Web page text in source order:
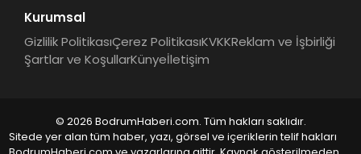
Kurumsal
Gizlilik PolitikasıÇerez PolitikasıKVKKReklam ve İşbirliği
Şartlar ve KoşullarKünyeİletişim
© 2026 BodrumHaberi.com. Tüm hakları saklıdır.
Sitede yer alan tüm haber, yazı, görsel ve içeriklerin telif hakları